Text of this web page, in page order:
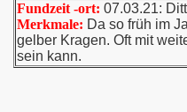
Fundzeit -ort: 07.03.21:
Merkmale: Da so früh im
gelber Kragen. Oft mit
sein kann.